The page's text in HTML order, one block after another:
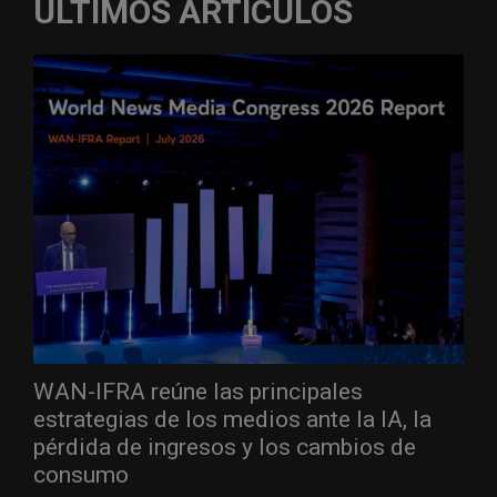
ÚLTIMOS ARTÍCULOS
WAN-IFRA reúne las principales
estrategias de los medios ante la IA, la
pérdida de ingresos y los cambios de
consumo